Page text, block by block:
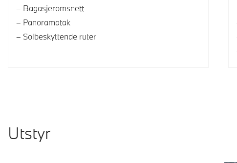
Bagasjeromsnett
Panoramatak
Solbeskyttende ruter
Utstyr